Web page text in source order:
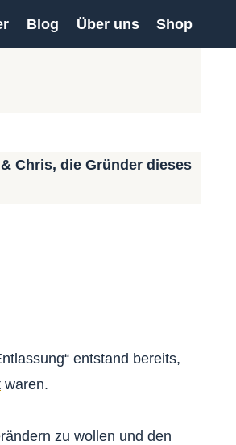
Blog Über uns Shop
Chris, die Gründer dieses
entstand bereits,
waren.
zu wollen und den